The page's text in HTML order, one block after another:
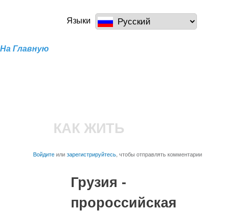
основному
содержанию
a100z.comЯзыки
На Главную
КАК ЖИТЬ
Войдитеилизарегистрируйтесь, чтобы отправлять комментарии
Грузия -
пророссийская